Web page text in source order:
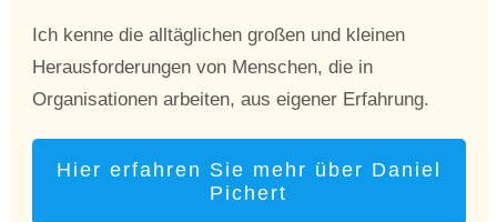
Ich kenne die alltäglichen großen und kleinen
Herausforderungen von Menschen, die in
Organisationen arbeiten, aus eigener Erfahrung.
Hier erfahren Sie mehr über Daniel
Pichert